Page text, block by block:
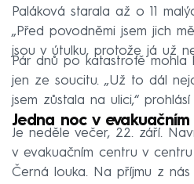
Paláková starala až o 11
„Před povodněmi jsem jich
jsou v útulku, protože já už
Pár dnů po katastrofě mohla
jen ze soucitu. „Už to dál
jsem zůstala na ulici,“
Jedna noc v
Je neděle večer, 22. září.
v evakuačním centru v
Černá louka. Na příjmu z